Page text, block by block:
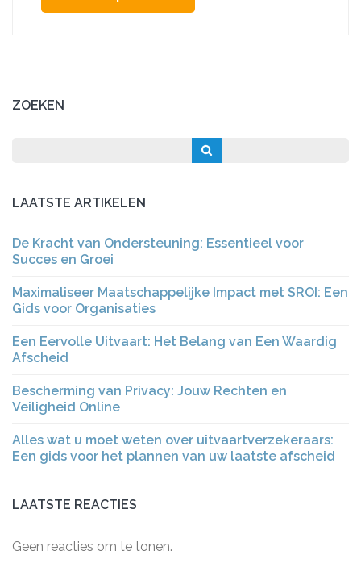
ZOEKEN
LAATSTE ARTIKELEN
De Kracht van Ondersteuning: Essentieel voor
Succes en Groei
Maximaliseer Maatschappelijke Impact met SROI: Een
Gids voor Organisaties
Een Eervolle Uitvaart: Het Belang van Een Waardig
Afscheid
Bescherming van Privacy: Jouw Rechten en
Veiligheid Online
Alles wat u moet weten over uitvaartverzekeraars:
Een gids voor het plannen van uw laatste afscheid
LAATSTE REACTIES
Geen reacties om te tonen.